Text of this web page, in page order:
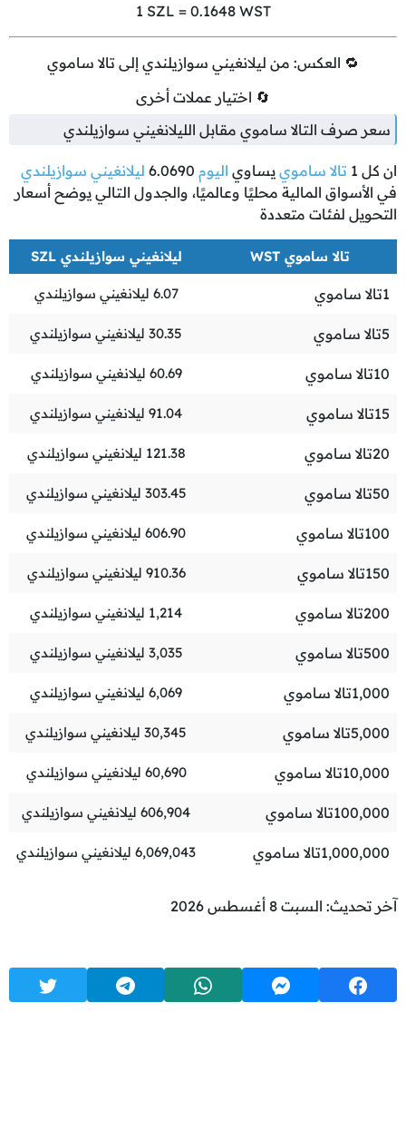
1 SZL = 0.1648WST
🔁 العكس: من ليلانغيني سوازيلندي إلى تالا ساموي
🔄 اختيار عملات أخرى
سعر صرف التالا ساموي مقابل الليلانغيني سوازيلندي
ان كل 1 تالا ساموي يساوي اليوم 6.0690 ليلانغيني سوازيلندي
في الأسواق المالية محليًا وعالميًا، والجدول التالي يوضح أسعار
التحويل لفئات متعددة
تالا ساموي WST ليلانغيني سوازيلندي SZL
1تالا ساموي 6.07 ليلانغيني سوازيلندي
5تالا ساموي 30.35 ليلانغيني سوازيلندي
10تالا ساموي 60.69 ليلانغيني سوازيلندي
15تالا ساموي 91.04 ليلانغيني سوازيلندي
20تالا ساموي 121.38 ليلانغيني سوازيلندي
50تالا ساموي 303.45 ليلانغيني سوازيلندي
100تالا ساموي 606.90 ليلانغيني سوازيلندي
150تالا ساموي 910.36 ليلانغيني سوازيلندي
200تالا ساموي 1,214 ليلانغيني سوازيلندي
500تالا ساموي 3,035 ليلانغيني سوازيلندي
1,000تالا ساموي 6,069 ليلانغيني سوازيلندي
5,000تالا ساموي 30,345 ليلانغيني سوازيلندي
10,000تالا ساموي 60,690 ليلانغيني سوازيلندي
100,000تالا ساموي 606,904 ليلانغيني سوازيلندي
1,000,000تالا ساموي 6,069,043 ليلانغيني سوازيلندي
آخر تحديث: السبت 8 أغسطس 2026